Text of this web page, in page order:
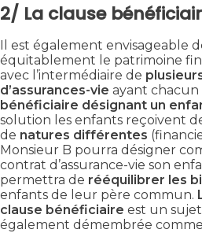
2/ La clause
Il est également envisageable
équitablement le patrimoine
avec l’intermédiaire de
d’assurances-vie ayant chacun
bénéficiaire désignant un
solution les enfants reçoivent
de natures différentes
Monsieur B pourra désigner
contrat d’assurance-vie son
permettra de rééquilibrer les
enfants de leur père commun.
clause bénéficiaire est un
également démembrée